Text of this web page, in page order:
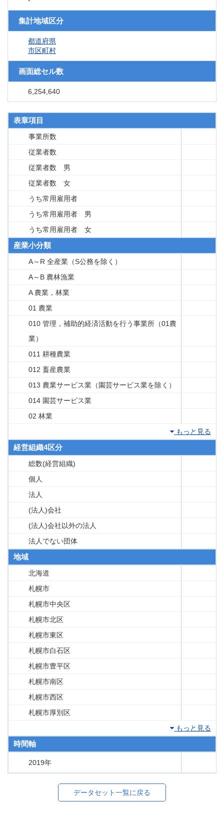
集計地域区分
都道府県
市区町村
画面総セル数
6,254,640
表章項目
事業所数
従業者数
従業者数 男
従業者数 女
うち常用雇用者
うち常用雇用者 男
うち常用雇用者 女
産業小分類
A～R 全産業（S公務を除く）
A～B 農林漁業
A 農業，林業
01 農業
010 管理，補助的経済活動を行う事業所（01農
業）
011 耕種農業
012 畜産農業
013 農業サービス業（園芸サービス業を除く）
014 園芸サービス業
02 林業
もっと見る
経営組織4区分
総数(経営組織)
個人
法人
(法人)会社
(法人)会社以外の法人
法人でない団体
地域
北海道
札幌市
札幌市中央区
札幌市北区
札幌市東区
札幌市白石区
札幌市豊平区
札幌市南区
札幌市西区
札幌市厚別区
もっと見る
時間軸
2019年
データセット一覧に戻る